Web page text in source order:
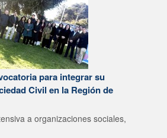
para integrar su
Civil en la Región de
a organizaciones sociales,